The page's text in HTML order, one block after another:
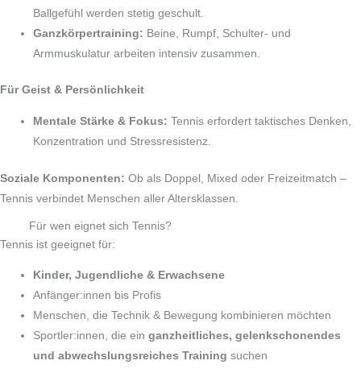
Ballgefühl werden stetig geschult.
Ganzkörpertraining: Beine, Rumpf, Schulter‑ und
Armmuskulatur arbeiten intensiv zusammen.
Für Geist & Persönlichkeit
Mentale Stärke & Fokus: Tennis erfordert taktisches Denken,
Konzentration und Stressresistenz.
Soziale Komponenten: Ob als Doppel, Mixed oder Freizeitmatch –
Tennis verbindet Menschen aller Altersklassen.
Für wen eignet sich Tennis?
Tennis ist geeignet für:
Kinder, Jugendliche & Erwachsene
Anfänger:innen bis Profis
Menschen, die Technik & Bewegung kombinieren möchten
Sportler:innen, die einganzheitliches, gelenkschonendes
und abwechslungsreiches Training suchen